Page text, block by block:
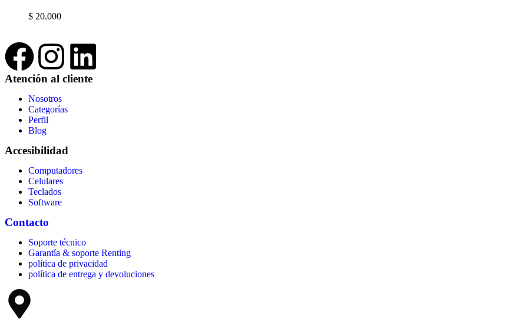
$ 20.000
Atención al cliente
Nosotros
Categorías
Perfil
Blog
Accesibilidad
Computadores
Celulares
Teclados
Software
Contacto
Soporte técnico
Garantía & soporte Renting
política de privacidad
política de entrega y devoluciones